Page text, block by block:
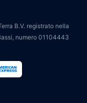
B.V. registrato nella
numero 01104443